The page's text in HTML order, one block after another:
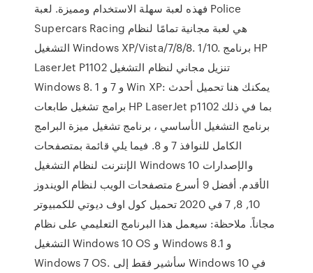
فهذه لعبة سهلة الاستخدام ومميزة. لعبة Police
Supercars Racing هي لعبة مجانية تمامًا لنظام
التشغيل Windows XP/Vista/7/8/8. 1/10. برنامج HP
LaserJet P1102 تنزيل مجاني لنظام التشغيل
Windows 8. 1 و 7 و Win XP: يمكنك هنا تحميل أحدث
برامج تشغيل طابعات HP LaserJet p1102 بما في ذلك
برنامج التشغيل الأساسي ، برنامج تشغيل ميزة البرامج
الكامل للنوافذ 7 و 8. فيما يلي قائمة بمتصفحات
الإنترنت لنظام التشغيل Windows 10 والإصدارات
الأقدم. أفضل 9 أسرع متصفحات الويب لنظام الويندوز
10, 8, 7 في 2020 تحميل كول اوف ديوتي للكمبيوتر
مجاناً. ملاحظة: سيعمل هذا البرنامج التعليمي على نظام
التشغيل Windows 10 OS و Windows 8.1 و
Windows 7 OS. سأشير فقط إلى Windows 10 في